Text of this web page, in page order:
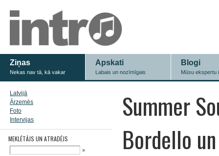
Ziņas
Nekas nav tā, kā vakar
Apskati
Labais un nozīmīgais
Blogi
Mūsu ekspertu
Latvijā
Ārzemēs
Foto
Intervijas
MEKLĒTĀJS UN ATRADĒJS
»
Summer
Bordello